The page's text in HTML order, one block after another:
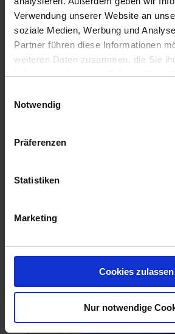
Verwendung unserer Website an
soziale Medien, Werbung und
Partner führen diese Informationen
weiteren Daten zusammen, die Sie
haben oder die sie im Rahmen Ihrer
Notwendig
Präferenzen
Statistiken
Marketing
Cookies zulassen
Nur notwendige
Artikel-Nr.: 21005-00